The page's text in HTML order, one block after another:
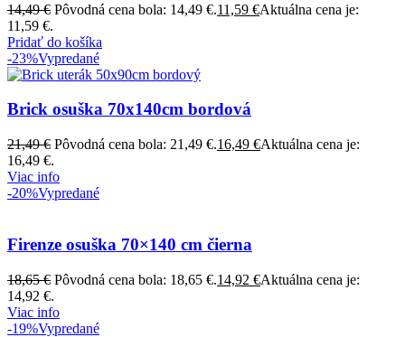
14,49€ Pôvodná cena bola: 14,49 €.11,59 €Aktuálna cena je:
11,59 €.
Pridať do košíka
-23%Vypredané
Brick osuška 70x140cm bordová
21,49€ Pôvodná cena bola: 21,49 €.16,49 €Aktuálna cena je:
16,49 €.
Viac info
-20%Vypredané
Firenze osuška 70×140 cm čierna
18,65€ Pôvodná cena bola: 18,65 €.14,92 €Aktuálna cena je:
14,92 €.
Viac info
-19%Vypredané